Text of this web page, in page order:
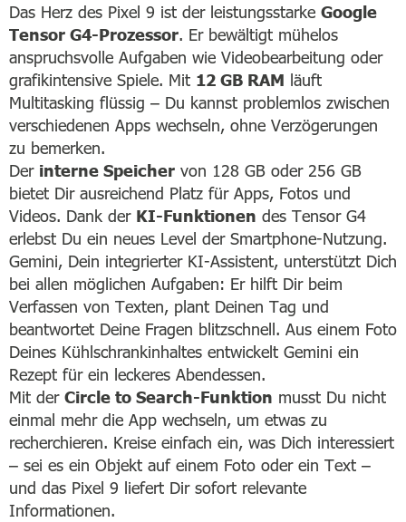
Das Herz des Pixel 9 ist der leistungsstarke Google
Tensor G4-Prozessor. Er bewältigt mühelos
anspruchsvolle Aufgaben wie Videobearbeitung oder
grafikintensive Spiele. Mit 12 GB RAM läuft
Multitasking flüssig – Du kannst problemlos zwischen
verschiedenen Apps wechseln, ohne Verzögerungen
zu bemerken.
Der interne Speicher von 128 GB oder 256 GB
bietet Dir ausreichend Platz für Apps, Fotos und
Videos. Dank der KI-Funktionen des Tensor G4
erlebst Du ein neues Level der Smartphone-Nutzung.
Gemini, Dein integrierter KI-Assistent, unterstützt Dich
bei allen möglichen Aufgaben: Er hilft Dir beim
Verfassen von Texten, plant Deinen Tag und
beantwortet Deine Fragen blitzschnell. Aus einem Foto
Deines Kühlschrankinhaltes entwickelt Gemini ein
Rezept für ein leckeres Abendessen.
Mit der Circle to Search-Funktion musst Du nicht
einmal mehr die App wechseln, um etwas zu
recherchieren. Kreise einfach ein, was Dich interessiert
– sei es ein Objekt auf einem Foto oder ein Text –
und das Pixel 9 liefert Dir sofort relevante
Informationen.